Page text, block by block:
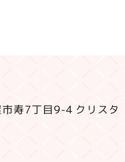
寿7丁目9-4 クリスタ